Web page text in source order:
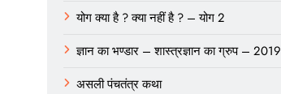
योग क्या है ? क्या नहीं है ? – योग 2
ज्ञान का भण्डार – शास्त्रज्ञान का ग्रुप – 2019
असली पंचतंत्र कथा